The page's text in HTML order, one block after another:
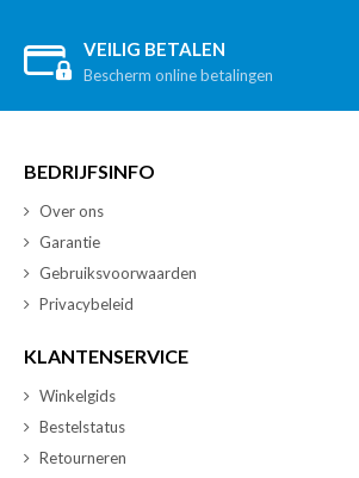
VEILIG BETALEN
Bescherm online betalingen
BEDRIJFSINFO
Over ons
Garantie
Gebruiksvoorwaarden
Privacybeleid
KLANTENSERVICE
Winkelgids
Bestelstatus
Retourneren